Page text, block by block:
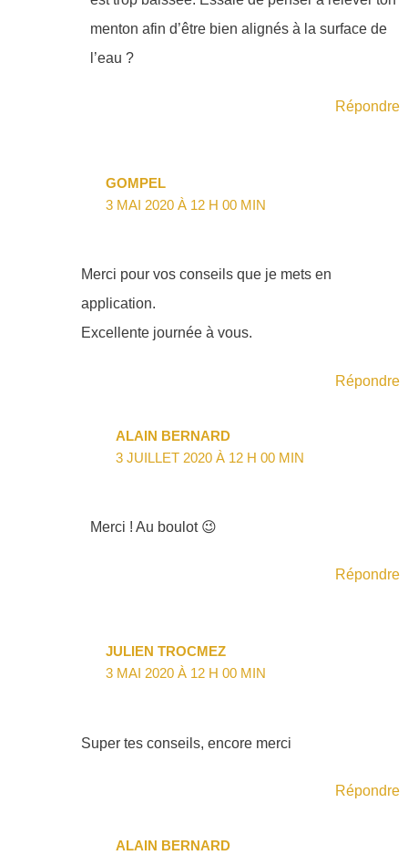
menton afin d’être bien alignés à la surface de
l’eau ?
Répondre
GOMPEL
3 MAI 2020 À 12 H 00 MIN
Merci pour vos conseils que je mets en
application.
Excellente journée à vous.
Répondre
ALAIN BERNARD
3 JUILLET 2020 À 12 H 00 MIN
Merci ! Au boulot 😉
Répondre
JULIEN TROCMEZ
3 MAI 2020 À 12 H 00 MIN
Super tes conseils, encore merci
Répondre
ALAIN BERNARD